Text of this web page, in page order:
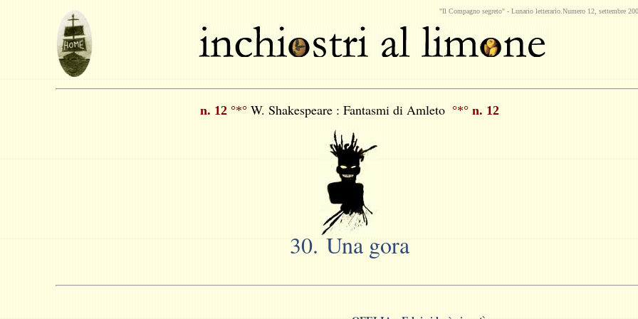
"Il Compagno segreto" - Lunario letterario.Numero 12, settembre
n. 12 °*° W. Shakespeare : Fantasmi di Amleto °*° n. 12
30.Una gora